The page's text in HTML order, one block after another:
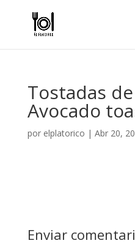
Tostadas
Avocado
por elplatorico | Abr 20,
Enviar